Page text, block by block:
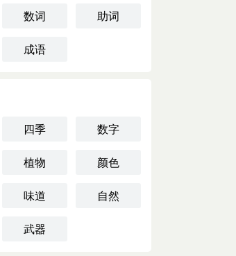
数词 助词
成语
四季 数字
植物 颜色
味道 自然
武器